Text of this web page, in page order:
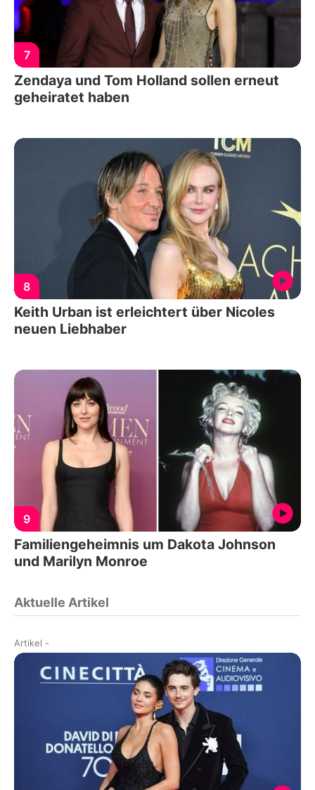
7
Zendaya und Tom Holland sollen erneut
geheiratet haben
8
Keith Urban ist erleichtert über Nicoles
neuen Liebhaber
9
Familiengeheimnis um Dakota Johnson
und Marilyn Monroe
Aktuelle Artikel
Artikel -